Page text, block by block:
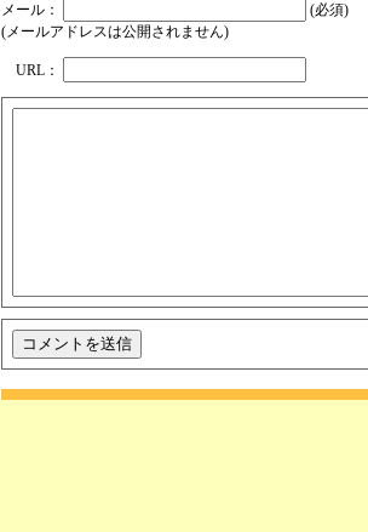
メール：
(必須)
(メールアドレスは公開されません)
URL：